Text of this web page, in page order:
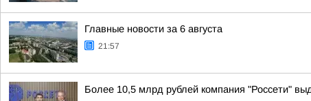
Главные новости за 6 августа
21:57
Более 10,5 млрд рублей компания "Россети"